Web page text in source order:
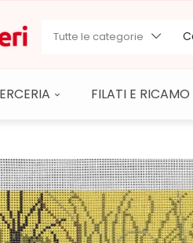
Tutte le categorie
FILATI E RICAMO